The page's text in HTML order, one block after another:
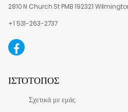
2810 N Church St PMB 192321
+1 531-263-2737
ΙΣΤΌΤΟΠΟΣ
Σχετικά με εμάς